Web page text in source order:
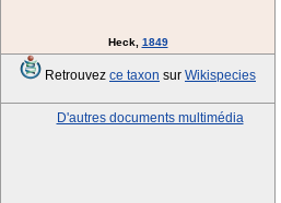
Heck, 1849
Retrouvez ce taxon sur Wikispecies
D'autres documents multimédia